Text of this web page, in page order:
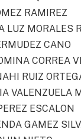
RAMIREZ
LUZ MORALES
CANO
CORREA
RUIZ
VALENZUELA
ESCALON
GAMEZ